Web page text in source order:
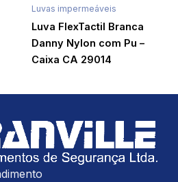
Luvas impermeáveis
Luva FlexTactil Branca
Danny Nylon com Pu –
Caixa CA 29014